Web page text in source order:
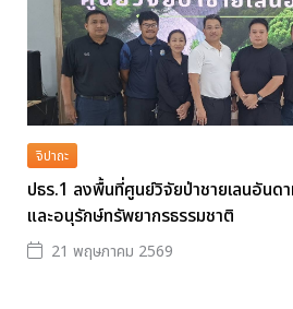
จิปาถะ
ปธร.1 ลงพื้นที่ศูนย์วิจัยป่าชายเลนอันด
และอนุรักษ์ทรัพยากรธรรมชาติ
21 พฤษภาคม 2569